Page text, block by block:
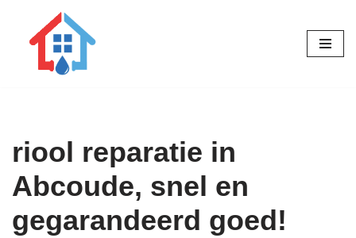
riool reparatie in
Abcoude, snel en
gegarandeerd goed!